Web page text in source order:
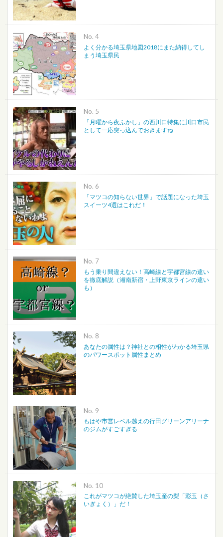
No.
よく分かる埼玉県地図2018にまた納得してし
まう埼玉県民
No.
「月曜から夜ふかし」の西川口特集に川口市民
として一応突っ込んでおきますね
No.
「マツコの知らない世界」で話題になった埼玉
スイーツ4選はこれだ！
No.
もう乗り間違えない！高崎線と宇都宮線の違い
を徹底解説（湘南新宿・上野東京ラインの違い
も）
No.
あなたの属性は？神社との相性がわかる埼玉県
のパワースポット属性まとめ
No.
もはや市営レベル越えの行田グリーンアリーナ
のジムがすごすぎる
No.
これがマツコが絶賛した埼玉産の梨「彩玉（さ
いぎょく）」だ！